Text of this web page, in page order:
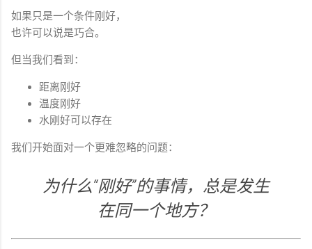
如果只是一个条件刚好，
也许可以说是巧合。
但当我们看到：
距离刚好
温度刚好
水刚好可以存在
我们开始面对一个更难忽略的问题：
为什么“刚好”的事情，总是发生
在同一个地方？